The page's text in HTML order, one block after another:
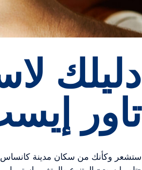
دليلك
تاور
ستشعر وكأنك من سكان مدينة كانساس